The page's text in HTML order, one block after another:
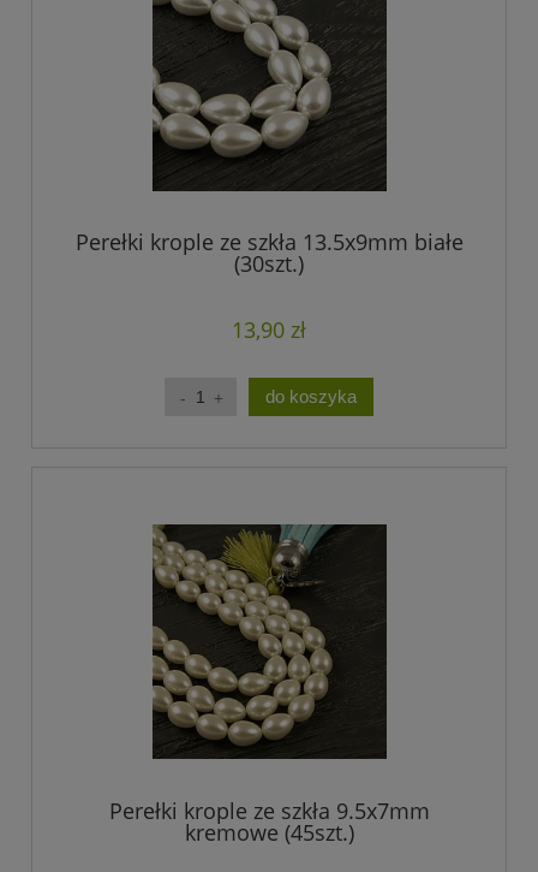
Perełki krople ze szkła 13.5x9mm białe
(30szt.)
13,90 zł
do koszyka
Perełki krople ze szkła 9.5x7mm
kremowe (45szt.)